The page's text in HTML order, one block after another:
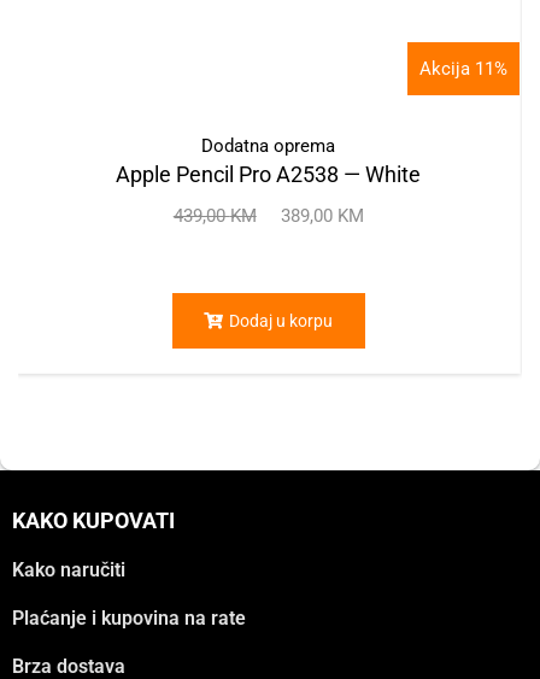
Akcija 11%
Dodatna oprema
Apple Pencil Pro A2538 — White
439,00KM 389,00 KM
Dodaj u korpu
KAKO KUPOVATI
Kako naručiti
Plaćanje i kupovina na rate
Brza dostava